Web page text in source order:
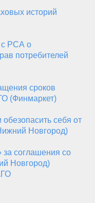
историй
с РСА о
потребителей
сроков
(Финмаркет)
себя от
Новгород)
соглашения со
Новгород)